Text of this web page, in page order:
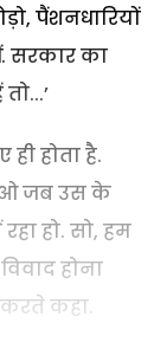
पैंशनधारियों
सरकार का
होता है.
जब उस के
हो. सो, हम
होना
करते कहा.